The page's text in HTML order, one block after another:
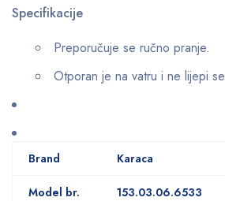
Specifikacije
Preporučuje se ručno pranje.
Otporan je na vatru i ne lijepi se
Brand Karaca
Model br. 153.03.06.6533